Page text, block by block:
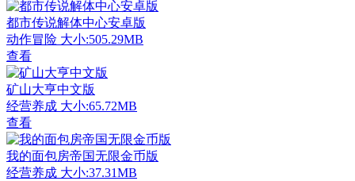
都市传说解体中心安卓版
动作冒险 大小:505.29MB
查看
矿山大亨中文版
经营养成 大小:65.72MB
查看
我的面包房帝国无限金币版
经营养成 大小:37.31MB